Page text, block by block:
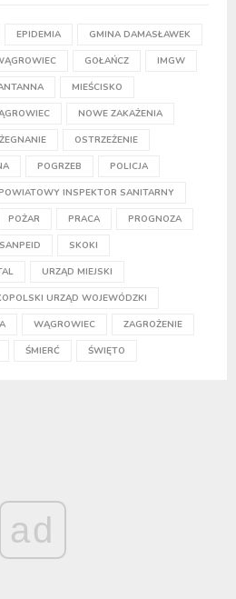
EPIDEMIA GMINA DAMASŁAWEK
GOŁAŃCZ IMGW
MIEŚCISKO
NOWE ZAKAŻENIA
OSTRZEŻENIE
POGRZEB POLICJA
INSPEKTOR SANITARNY
POŻAR PRACA PROGNOZA
SANPEID SKOKI
URZĄD MIEJSKI
URZĄD WOJEWÓDZKI
WĄGROWIEC ZAGROŻENIE
ŚMIERĆ ŚWIĘTO
ad